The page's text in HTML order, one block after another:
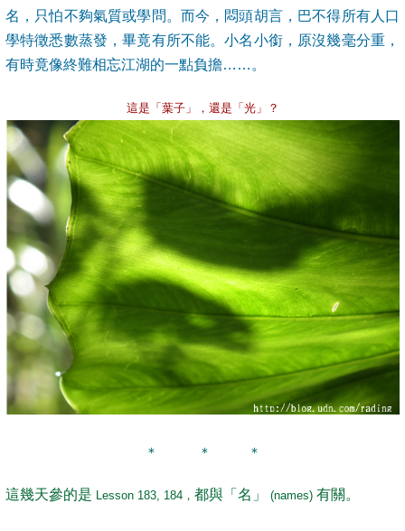
名，只怕不夠氣質或學問。而今，悶頭胡言，巴不得所有人口
學特徵悉數蒸發，畢竟有所不能。小名小銜，原沒幾毫分重，
有時竟像終難相忘江湖的一點負擔……。
這是「葉子」，還是「光」？
＊ ＊ ＊
這幾天參的是 Lesson 183, 184， 都與「名」 (names) 有關。